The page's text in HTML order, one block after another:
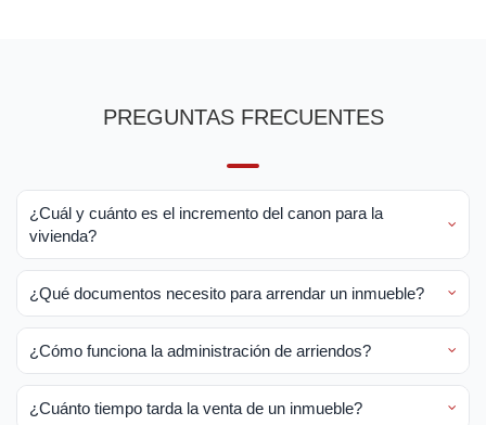
PREGUNTAS FRECUENTES
¿Cuál y cuánto es el incremento del canon para la
vivienda?
¿Qué documentos necesito para arrendar un inmueble?
¿Cómo funciona la administración de arriendos?
¿Cuánto tiempo tarda la venta de un inmueble?